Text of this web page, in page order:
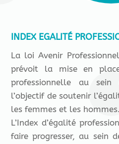
INDEX EGALITÉ
La loi Avenir
prévoit la mise en
professionnelle au sein
l’objectif de soutenir
les femmes et les hommes.
L’Index d’égalité
faire progresser, au sein